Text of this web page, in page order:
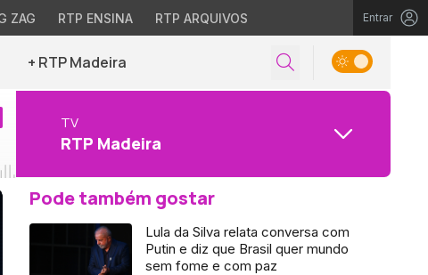
ZAG RTP ENSINA RTP ARQUIVOS Entrar
+ RTP Madeira
TV
RTP Madeira
Pode também gostar
Lula da Silva relata conversa com
Putin e diz que Brasil quer mundo
sem fome e com paz